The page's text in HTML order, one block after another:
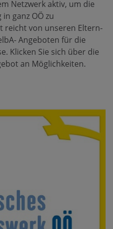
Netzwerk aktiv, um die
ganz OÖ zu
reicht von unseren Eltern-
Angeboten für die
Klicken Sie sich über die
an Möglichkeiten.